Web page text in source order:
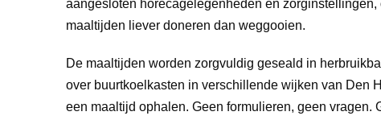
aangesloten horecagelegenheden en
maaltijden liever doneren dan weggooien.
De maaltijden worden zorgvuldig geseald in
over buurtkoelkasten in verschillende wijken van Den
een maaltijd ophalen. Geen formulieren, geen vragen.